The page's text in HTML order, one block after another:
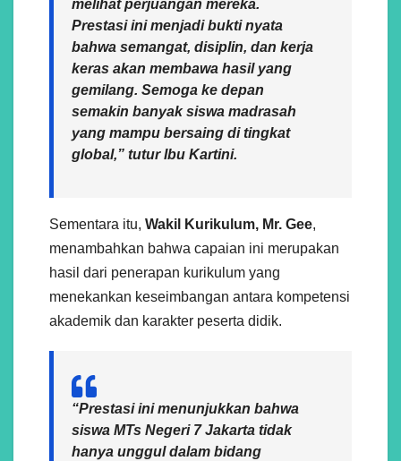
melihat perjuangan mereka.
Prestasi ini menjadi bukti nyata
bahwa semangat, disiplin, dan kerja
keras akan membawa hasil yang
gemilang. Semoga ke depan
semakin banyak siswa madrasah
yang mampu bersaing di tingkat
global,” tutur Ibu Kartini.
Sementara itu, Wakil Kurikulum, Mr. Gee,
menambahkan bahwa capaian ini merupakan
hasil dari penerapan kurikulum yang
menekankan keseimbangan antara kompetensi
akademik dan karakter peserta didik.
“Prestasi ini menunjukkan bahwa
siswa MTs Negeri 7 Jakarta tidak
hanya unggul dalam bidang